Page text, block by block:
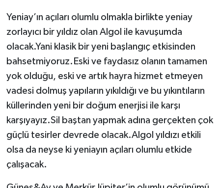
Yeniay’ın açıları olumlu olmakla birlikte yeniay
zorlayıcı bir yıldız olan Algol ile kavuşumda
olacak.Yani klasik bir yeni başlangıç etkisinden
bahsetmiyoruz.Eski ve faydasız olanın tamamen
yok olduğu, eski ve artık hayra hizmet etmeyen
vadesi dolmuş yapıların yıkıldığı ve bu yıkıntıların
küllerinden yeni bir doğum enerjisi ile karşı
karşıyayız.Sil baştan yapmak adına gerçekten çok
güçlü tesirler devrede olacak.Algol yıldızı etkili
olsa da neyse ki yeniayın açıları olumlu etkide
çalışacak.